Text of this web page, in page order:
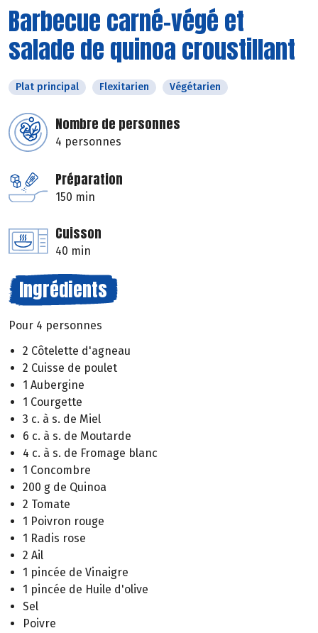
Barbecue carné-végé et
salade de quinoa croustillant
Plat principal Flexitarien Végétarien
Nombre de personnes
4 personnes
Préparation
150 min
Cuisson
40 min
Ingrédients
Pour 4 personnes
2 Côtelette d'agneau
2 Cuisse de poulet
1 Aubergine
1 Courgette
3 c. à s. de Miel
6 c. à s. de Moutarde
4 c. à s. de Fromage blanc
1 Concombre
200 g de Quinoa
2 Tomate
1 Poivron rouge
1 Radis rose
2 Ail
1 pincée de Vinaigre
1 pincée de Huile d'olive
Sel
Poivre